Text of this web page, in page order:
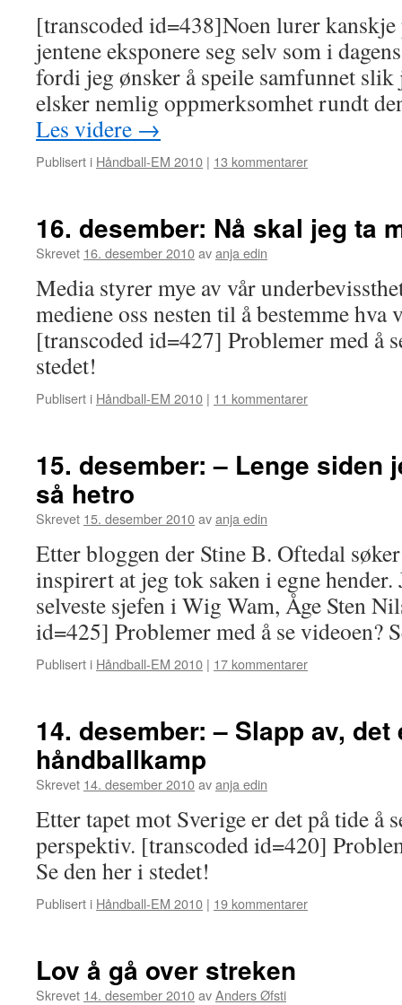
[transcoded id=438]Noen lurer
jentene eksponere seg selv som i
fordi jeg ønsker å speile samfunnet
elsker nemlig oppmerksomhet rundt
Les videre →
Publisert i Håndball-EM 2010 | 13 kommentarer
16. desember: Nå skal jeg ta
Skrevet 16. desember 2010avanja edin
Media styrer mye av vår
mediene oss nesten til å bestemme hva
[transcoded id=427] Problemer med å
stedet!
Publisert i Håndball-EM 2010 | 11 kommentarer
15. desember: – Lenge siden
så hetro
Skrevet 15. desember 2010avanja edin
Etter bloggen der Stine B. Oftedal
inspirert at jeg tok saken i egne hender.
selveste sjefen i Wig Wam, Åge Sten
id=425] Problemer med å se videoen?
Publisert i Håndball-EM 2010 | 17 kommentarer
14. desember: – Slapp av, det
håndballkamp
Skrevet 14. desember 2010avanja edin
Etter tapet mot Sverige er det på tide å
perspektiv. [transcoded id=420]
Se den her i stedet!
Publisert i Håndball-EM 2010 | 19 kommentarer
Lov å gå over streken
Skrevet 14. desember 2010avAnders Øfsti